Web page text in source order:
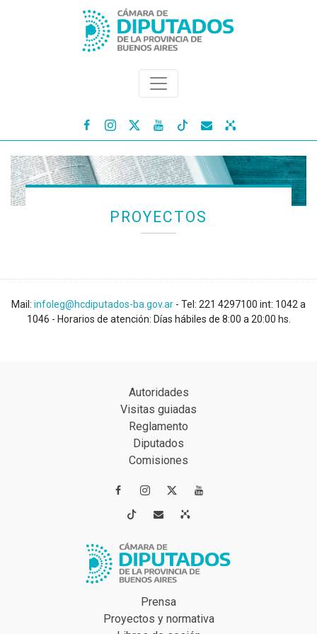
   
PROYECTOS
Mail: infoleg@hcdiputados-ba.gov.ar - Tel: 221 4297100 int: 1042 a
1046 - Horarios de atención: Días hábiles de 8:00 a 20:00 hs.
Autoridades
Visitas guiadas
Reglamento
Diputados
Comisiones
 
 
Prensa
Proyectos y normativa